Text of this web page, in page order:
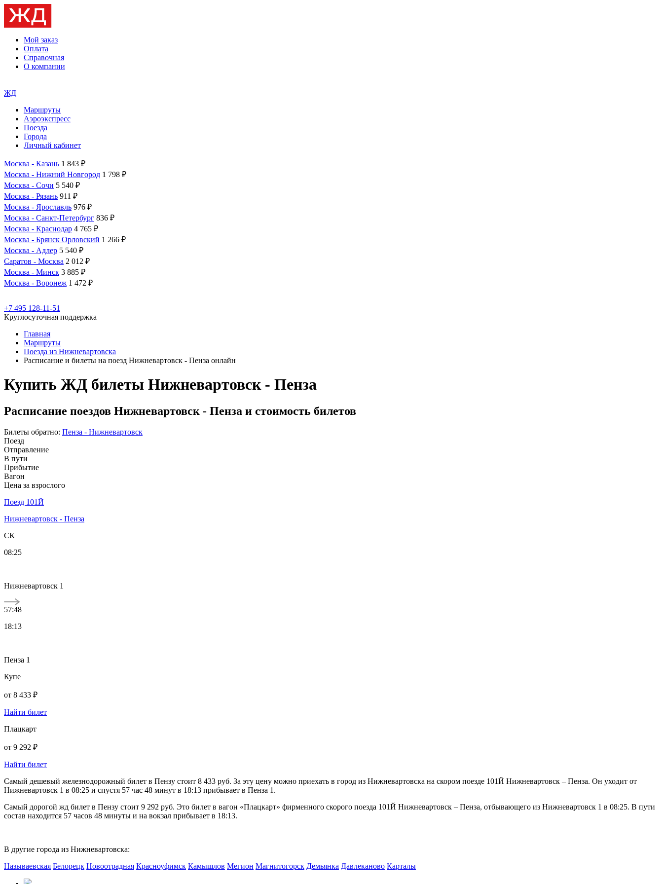
Мой заказ
Оплата
Справочная
О компании
ЖД
Маршруты
Аэроэкспресс
Поезда
Города
Личный кабинет
Москва - Казань 1 843 ₽
Москва - Нижний Новгород 1 798 ₽
Москва - Сочи 5 540 ₽
Москва - Рязань 911 ₽
Москва - Ярославль 976 ₽
Москва - Санкт-Петербург 836 ₽
Москва - Краснодар 4 765 ₽
Москва - Брянск Орловский 1 266 ₽
Москва - Адлер 5 540 ₽
Саратов - Москва 2 012 ₽
Москва - Минск 3 885 ₽
Москва - Воронеж 1 472 ₽
+7 495 128-11-51
Круглосуточная поддержка
Главная
Маршруты
Поезда из Нижневартовска
Расписание и билеты на поезд Нижневартовск - Пенза онлайн
Купить ЖД билеты Нижневартовск - Пенза
Расписание поездов Нижневартовск - Пенза и стоимость билетов
Билеты обратно: Пенза - Нижневартовск
Поезд
Отправление
В пути
Прибытие
Вагон
Цена за взрослого
Поезд 101Й
Нижневартовск - Пенза
СК
08:25
Нижневартовск 1
57:48
18:13
Пенза 1
Купе
от 8 433 ₽
Найти билет
Плацкарт
от 9 292 ₽
Найти билет
Самый дешевый железнодорожный билет в Пензу стоит 8 433 руб. За эту цену можно приехать в город из Нижневартовска на скором поезде 101Й Нижневартовск – Пенза. Он уходит от
Нижневартовск 1 в 08:25 и спустя 57 час 48 минут в 18:13 прибывает в Пенза 1.
Самый дорогой жд билет в Пензу стоит 9 292 руб. Это билет в вагон «Плацкарт» фирменного скорого поезда 101Й Нижневартовск – Пенза, отбывающего из Нижневартовск 1 в 08:25. В пути
состав находится 57 часов 48 минуты и на вокзал прибывает в 18:13.
В другие города из Нижневартовска:
Называевская Белорецк Новоотрадная Красноуфимск Камышлов Мегион Магнитогорск Демьянка Давлеканово Карталы